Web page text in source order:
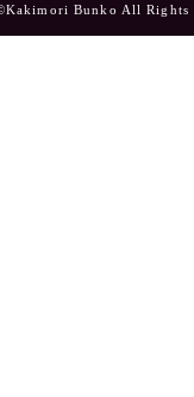
Bunko All Rights